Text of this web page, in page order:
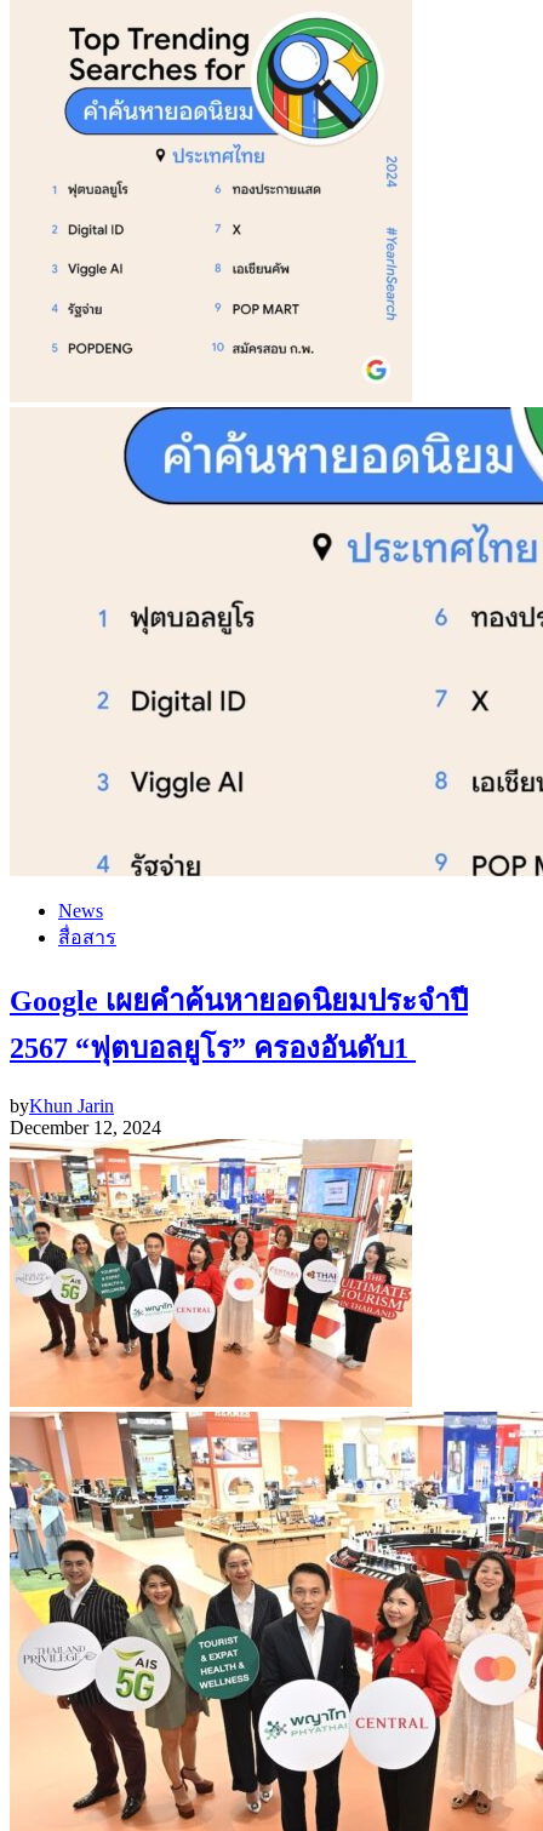
News
สื่อสาร
Google เผยคำค้นหายอดนิยมประจำปี
2567 “ฟุตบอลยูโร” ครองอันดับ1
byKhun Jarin
December 12, 2024